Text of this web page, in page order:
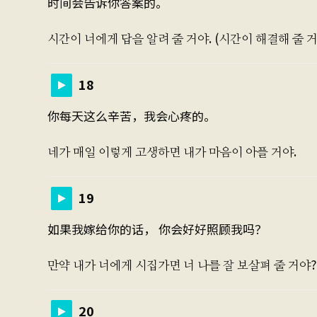
시간이 너에게 답을 알려 줄 거야. (시간이 해결해 줄
18
你每天这么辛苦，我会心疼的。
네가 매일 이렇게 고생하면 내가 마음이 아플 거야.
19
如果我嫁给你的话， 你会好好照顾我吗？
만약 내가 너에게 시집가면 너 나를 잘 보살펴 줄 거야?
20